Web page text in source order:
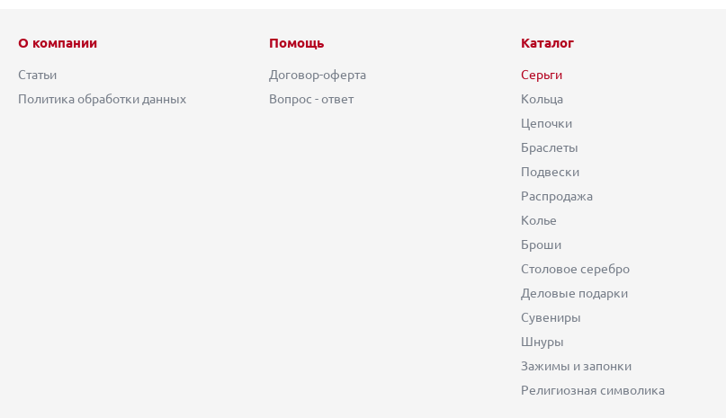
О компании
Статьи
Политика обработки данных
Помощь
Договор-оферта
Вопрос - ответ
Каталог
Серьги
Кольца
Цепочки
Браслеты
Подвески
Распродажа
Колье
Броши
Столовое серебро
Деловые подарки
Сувениры
Шнуры
Зажимы и запонки
Религиозная символика